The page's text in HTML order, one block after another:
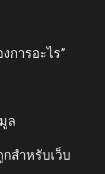
การอะไร”
ล
สำหรับเว็บ